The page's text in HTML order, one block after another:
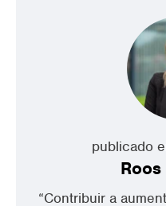
publicado
“Contribuir a